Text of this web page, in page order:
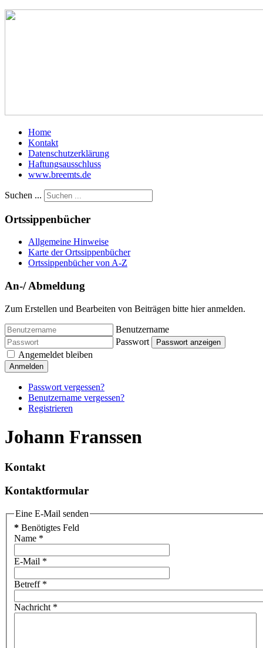
Home
Kontakt
Datenschutzerklärung
Haftungsausschluss
www.breemts.de
Suchen ...
Ortssippenbücher
Allgemeine Hinweise
Karte der Ortssippenbücher
Ortssippenbücher von A-Z
An-/ Abmeldung
Zum Erstellen und Bearbeiten von Beiträgen bitte hier anmelden.
Benutzername
Passwort
Passwort anzeigen
Angemeldet bleiben
Anmelden
Passwort vergessen?
Benutzername vergessen?
Registrieren
Johann Franssen
Kontakt
Kontaktformular
Eine E-Mail senden
* Benötigtes Feld
Name *
E-Mail *
Betreff*
Nachricht *